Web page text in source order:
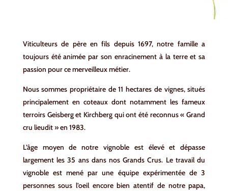
Viticulteurs de père en fils depuis 1697, notre famille a
toujours été animée par son enracinement à la terre et sa
passion pour ce merveilleux métier.
Nous sommes propriétaire de 11 hectares de vignes, situés
principalement en coteaux dont notamment les fameux
terroirs Geisberg et Kirchberg qui ont été reconnus « Grand
cru lieudit » en 1983.
L’âge moyen de notre vignoble est élevé et dépasse
largement les 35 ans dans nos Grands Crus. Le travail du
vignoble est mené par une équipe expérimentée de 3
personnes sous l’oeil encore bien atentif de notre papa,